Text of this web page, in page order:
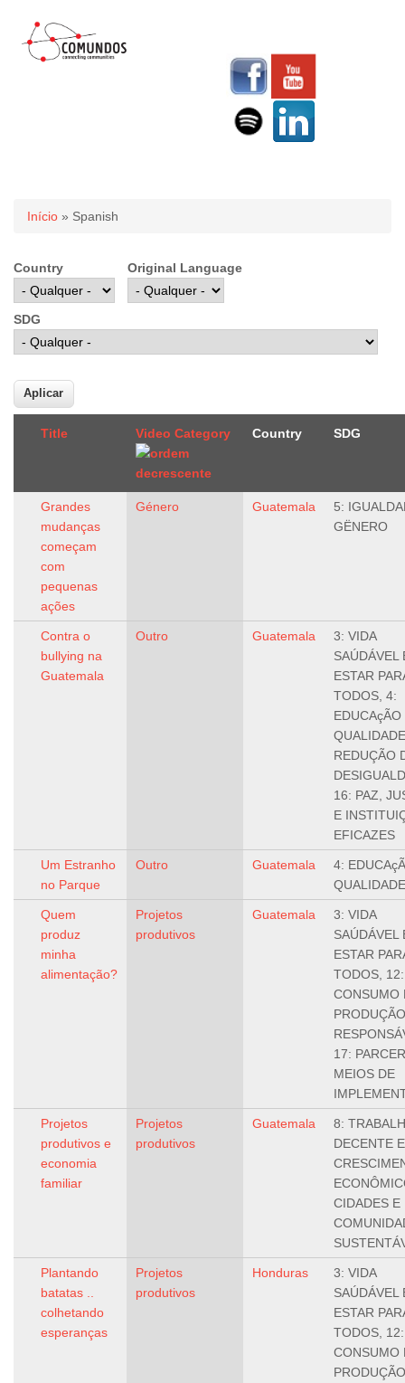
Você está aqui
Início » Spanish
Country Original Language
SDG
Title Video Category Country SDG
Grandes
mudanças
começam
com
pequenas
ações
Género Guatemala
5:
GËNERO
Contra o
bullying na
Guatemala
Outro Guatemala
3: VIDA
SAÚDÁVEL
ESTAR
TODOS, 4:
EDUCAçÃO
REDUÇÃO
16: PAZ,
E
EFICAZES
Um Estranho
no Parque
Outro Guatemala
4:
QUALIDADE
Quem
produz
minha
alimentação?
Projetos
produtivos
Guatemala
3: VIDA
SAÚDÁVEL
ESTAR
TODOS, 12:
CONSUMO
PRODUÇÃO
17:
MEIOS DE
Projetos
produtivos e
economia
familiar
Projetos
produtivos
Guatemala
8:
DECENTE E
CIDADES E
Plantando
batatas ..
colhetando
esperanças
Projetos
produtivos
Honduras
3: VIDA
SAÚDÁVEL
ESTAR
TODOS, 12:
CONSUMO
PRODUÇÃO